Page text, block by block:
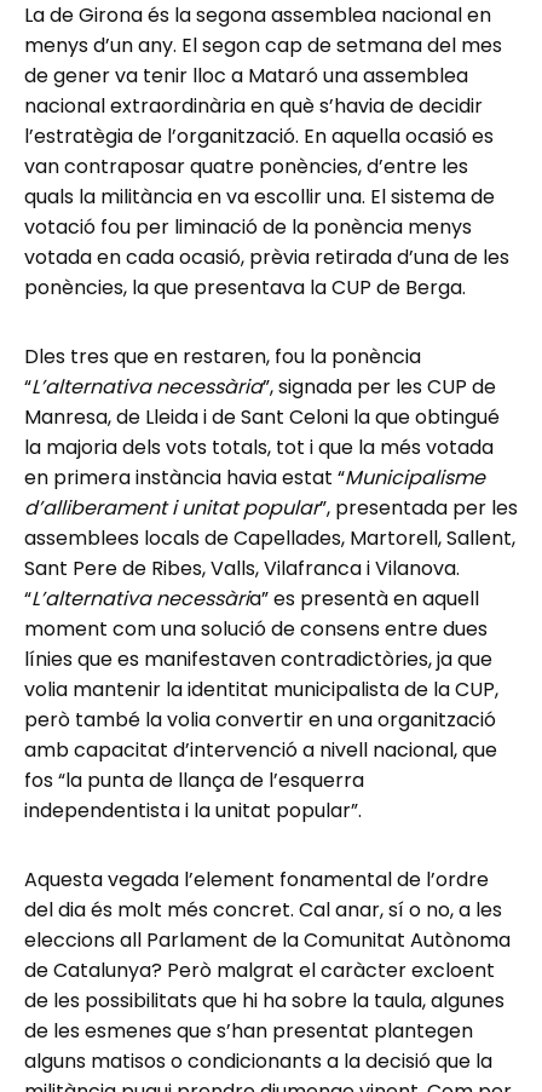
La de Girona és la segona assemblea nacional en
menys d’un any. El segon cap de setmana del mes
de gener va tenir lloc a Mataró una assemblea
nacional extraordinària en què s’havia de decidir
l’estratègia de l’organització. En aquella ocasió es
van contraposar quatre ponències, d’entre les
quals la militància en va escollir una. El sistema de
votació fou per liminació de la ponència menys
votada en cada ocasió, prèvia retirada d’una de les
ponències, la que presentava la CUP de Berga.
Dles tres que en restaren, fou la ponència
“L’alternativa necessària”, signada per les CUP de
Manresa, de Lleida i de Sant Celoni la que obtingué
la majoria dels vots totals, tot i que la més votada
en primera instància havia estat “Municipalisme
d’alliberament i unitat popular”, presentada per les
assemblees locals de Capellades, Martorell, Sallent,
Sant Pere de Ribes, Valls, Vilafranca i Vilanova.
“L’alternativa necessària” es presentà en aquell
moment com una solució de consens entre dues
línies que es manifestaven contradictòries, ja que
volia mantenir la identitat municipalista de la CUP,
però també la volia convertir en una organització
amb capacitat d’intervenció a nivell nacional, que
fos “la punta de llança de l’esquerra
independentista i la unitat popular”.
Aquesta vegada l’element fonamental de l’ordre
del dia és molt més concret. Cal anar, sí o no, a les
eleccions all Parlament de la Comunitat Autònoma
de Catalunya? Però malgrat el caràcter excloent
de les possibilitats que hi ha sobre la taula, algunes
de les esmenes que s’han presentat plantegen
alguns matisos o condicionants a la decisió que la